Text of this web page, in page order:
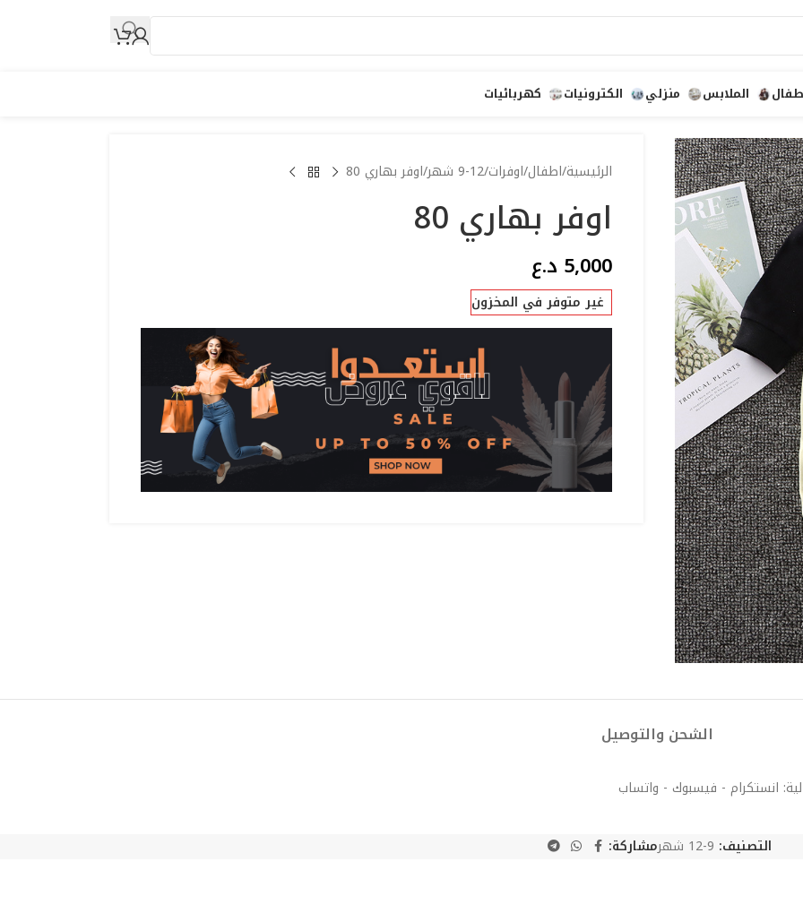
الملابس منزلي الكترونيات كهربائيات
الرئيسية اطفالاوفرات 9-12 شهر اوفر بهاري 80
اوفر بهاري 80
5,000 د.ع
غير متوفر في المخزون
الشحن والتوصيل
انستكرام - فيسبوك - واتساب
التصنيف: 9-12 شهر مشاركة: